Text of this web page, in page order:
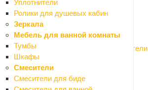
Уплотнители
Ролики для душевых кабин
Зеркала
Мебель для ванной комнаты
Тумбы
Шкафы
Смесители
Смесители для биде
Гипсокартон и профиля
Гипсокартон
Профиля для гипсокартона
Сетки армирующие
Соединители для профилей и уплотнители
Заборные секции, ограждения
Назад
Заборные секции, ограждения